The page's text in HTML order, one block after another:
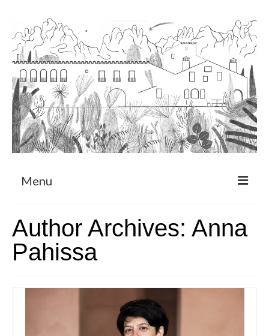
Menu
Programa de Residència
CRUCERO
Queda’t amb nosaltres
Author Archives: Anna
Pahissa